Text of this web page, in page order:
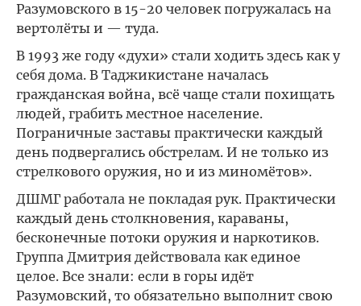
Разумовского в 15-20 человек погружалась на
вертолёты и — туда.
В 1993 же году «духи» стали ходить здесь как у
себя дома. В Таджикистане началась
гражданская война, всё чаще стали похищать
людей, грабить местное население.
Пограничные заставы практически каждый
день подвергались обстрелам. И не только из
стрелкового оружия, но и из миномётов».
ДШМГ работала не покладая рук. Практически
каждый день столкновения, караваны,
бесконечные потоки оружия и наркотиков.
Группа Дмитрия действовала как единое
целое. Все знали: если в горы идёт
Разумовский, то обязательно выполнит свою